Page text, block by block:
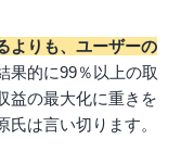
よりも、ユーザーの
果的に99％以上の取
益の最大化に重きを
は言い切ります。